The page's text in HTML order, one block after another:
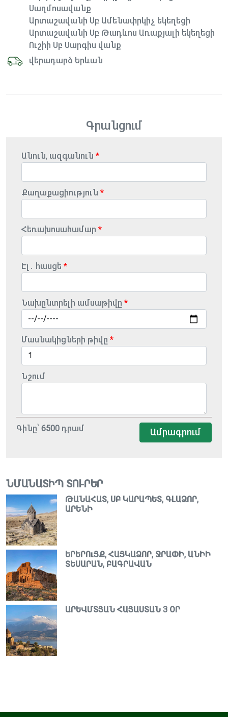
Սաղմոսավանք
Արտաշավանի Սբ Ամենափրկիչ եկեղեցի
Արտաշավանի Սբ Թադևոս Առաքյալի եկեղեցի
Ուշիի Սբ Սարգիս վանք
վերադարձ Երևան
Գրանցում
Անուն, ազգանուն
Քաղաքացիություն
Հեռախոսահամար
Էլ․ հասցե
Նախընտրելի ամսաթիվը
Մասնակիցների թիվը
Նշում
Գինը՝ 6500 դրամ Ամրագրում
ՆՄԱՆԱՏԻՊ ՏՈՒՐԵՐ
ԹԱՆԱՀԱՏ, ՍԲ ԿԱՐԱՊԵՏ, ԳԼԱՁՈՐ,
ԱՐԵՆԻ
ԵՐԵՐՈւՅՔ, ՀԱՅԿԱՁՈՐ, ՋՐԱՓԻ, ԱՆԻԻ
ՏԵՍԱՐԱՆ, ԲԱԳՐԱՎԱՆ
ԱՐԵՎՄՏՅԱՆ ՀԱՅԱՍՏԱՆ 3 ՕՐ